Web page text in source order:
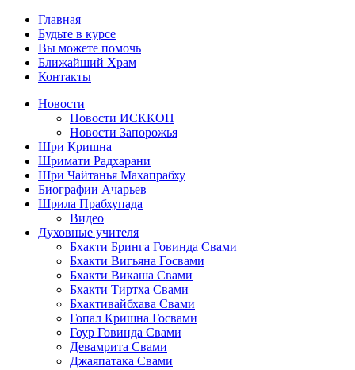
Главная
Будьте в курсе
Вы можете помочь
Ближайший Храм
Контакты
Новости
Новости ИСККОН
Новости Запорожья
Шри Кришна
Шримати Радхарани
Шри Чайтанья Махапрабху
Биографии Ачарьев
Шрила Прабхупада
Видео
Духовные учителя
Бхакти Бринга Говинда Свами
Бхакти Вигьяна Госвами
Бхакти Викаша Свами
Бхакти Тиртха Свами
Бхактивайбхава Свами
Гопал Кришна Госвами
Гоур Говинда Свами
Девамрита Свами
Джаяпатака Свами